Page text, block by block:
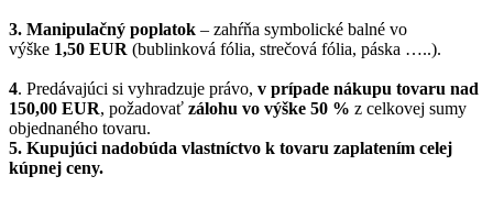
3. Manipulačný poplatok – zahŕňa symbolické balné vo
výške 1,50 EUR (bublinková fólia, strečová fólia, páska …..).
4. Predávajúci si vyhradzuje právo, v prípade nákupu tovaru nad
150,00 EUR, požadovať zálohu vo výške 50 % z celkovej sumy
objednaného tovaru.
5. Kupujúci nadobúda vlastníctvo k tovaru zaplatením celej
kúpnej ceny.